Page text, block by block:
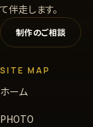
て伴走します。
制作のご相談
SITE MAP
ホーム
PHOTO